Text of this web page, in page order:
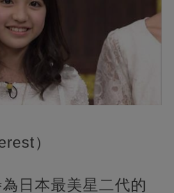
）
日本最美星二代的